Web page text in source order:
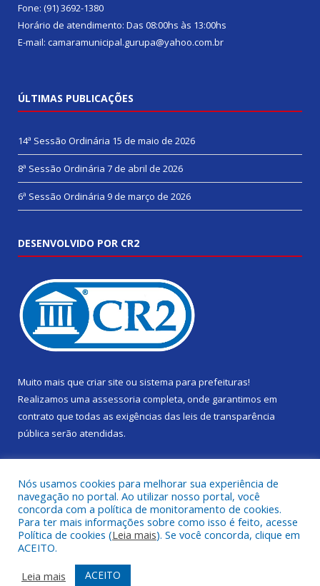
Fone: (91) 3692-1380
Horário de atendimento: Das 08:00hs às 13:00hs
E-mail: camaramunicipal.gurupa@yahoo.com.br
ÚLTIMAS PUBLICAÇÕES
14ª Sessão Ordinária 15 de maio de 2026
8ª Sessão Ordinária 7 de abril de 2026
6ª Sessão Ordinária 9 de março de 2026
DESENVOLVIDO POR CR2
Muito mais que criar site ou sistema para prefeituras!
Realizamos uma assessoria completa, onde garantimos em
contrato que todas as exigências das leis de transparência
pública serão atendidas.
Todos os direitos reservados a Câmara Municipal de Gurupá.
Mapa do Site
Acessar Área Administrativa
Nós usamos cookies para melhorar sua experiência de
navegação no portal. Ao utilizar nosso portal, você
concorda com a política de monitoramento de cookies.
Para ter mais informações sobre como isso é feito, acesse
Política de cookies (Leia mais). Se você concorda, clique em
ACEITO.
Leia mais
ACEITO